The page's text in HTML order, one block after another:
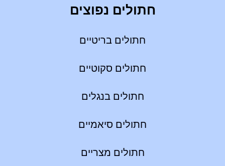
חתולים נפוצים
חתולים בריטיים
חתולים סקוטיים
חתולים בנגלים
חתולים סיאמיים
חתולים מצריים